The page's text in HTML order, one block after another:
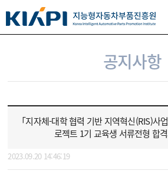
공지사항
「지자체-대학 협력 기반 지역혁신(RIS)사
로젝트 1기 교육생 서류전형 합
2023.09.20 14:46:19